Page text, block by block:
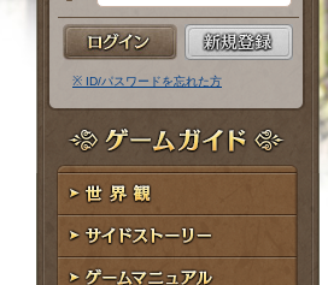
ー
ル
ア
ド
レ
ス
パ
ス
ー
ド
※ ID/パスワードを忘れた方
ゲームガイド
世界観
サイドストーリー